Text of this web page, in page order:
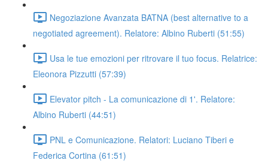
Negoziazione Avanzata BATNA (best alternative to a
negotiated agreement). Relatore: Albino Ruberti (51:55)
Usa le tue emozioni per ritrovare il tuo focus. Relatrice:
Eleonora Pizzutti (57:39)
Elevator pitch - La comunicazione di 1'. Relatore:
Albino Ruberti (44:51)
PNL e Comunicazione. Relatori: Luciano Tiberi e
Federica Cortina (61:51)